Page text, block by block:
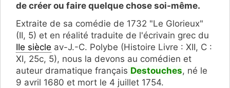
de créer ou faire quelque chose soi-même.
Extraite de sa comédie de 1732 "Le Glorieux"
(II, 5) et en réalité traduite de l'écrivain grec du
IIe siècle av-J.-C. Polybe (Histoire Livre : XII, C :
XI, 25c, 5), nous la devons au comédien et
auteur dramatique français Destouches, né le
9 avril 1680 et mort le 4 juillet 1754.